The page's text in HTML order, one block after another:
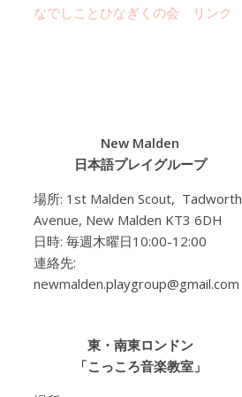
なでしことひなぎくの会 リンク
New Malden
日本語プレイグループ
場所: 1st Malden Scout, Tadworth
Avenue, New Malden KT3 6DH
日時: 毎週木曜日10:00-12:00
連絡先:
newmalden.playgroup@gmail.com
東・南東ロンドン
「こっころ音楽教室」